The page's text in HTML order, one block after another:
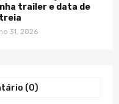
trailer e data de
31, 2026
(0)